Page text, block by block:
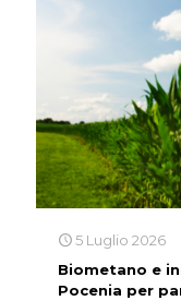
5 Luglio 2026
Biometano e
Pocenia per